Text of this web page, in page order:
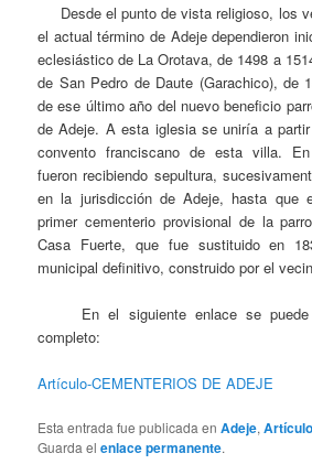
Desde el punto de vista religioso, los
el actual término de Adeje dependieron
eclesiástico de La Orotava, de 1498 a
de San Pedro de Daute (Garachico), de
de ese último año del nuevo beneficio
de Adeje. A esta iglesia se uniría a
convento franciscano de esta villa.
fueron recibiendo sepultura,
en la jurisdicción de Adeje, hasta que
primer cementerio provisional de la
Casa Fuerte, que fue sustituido en
municipal definitivo, construido por el
En el siguiente enlace se puede
completo:
Artículo-CEMENTERIOS DE ADEJE
Esta entrada fue publicada enAdeje,
Guarda elenlace permanente.